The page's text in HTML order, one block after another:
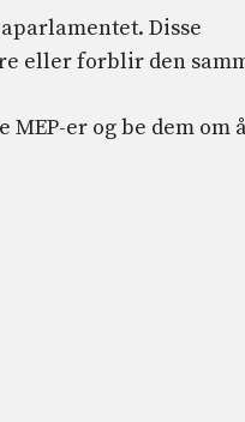
Disse
eller forblir den
er og be dem om